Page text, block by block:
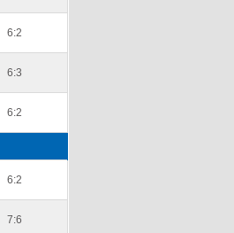
6:2
6:3
6:2
6:2
7:6